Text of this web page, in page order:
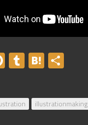
Pinterest
TumblrHatena
illustrationmaking